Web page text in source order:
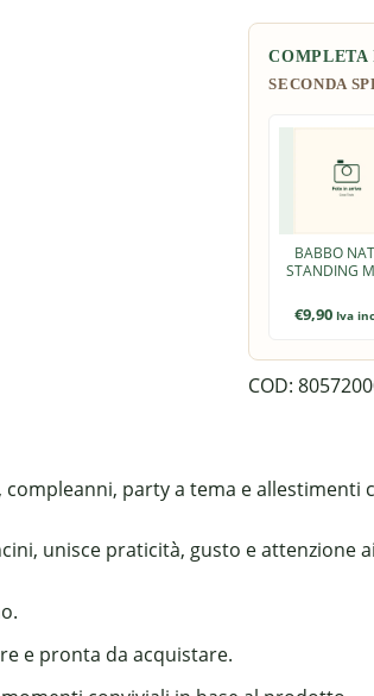
BABBO
STANDING
€9,90 Iva
COD:
compleanni, party a tema e allestimenti
unisce praticità, gusto e attenzione
e pronta da acquistare.